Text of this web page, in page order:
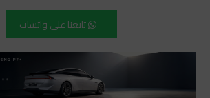
تابعنا على واتساب